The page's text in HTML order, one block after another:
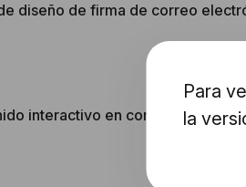
Para
la
diseño de firma de correo
interactivo en correos